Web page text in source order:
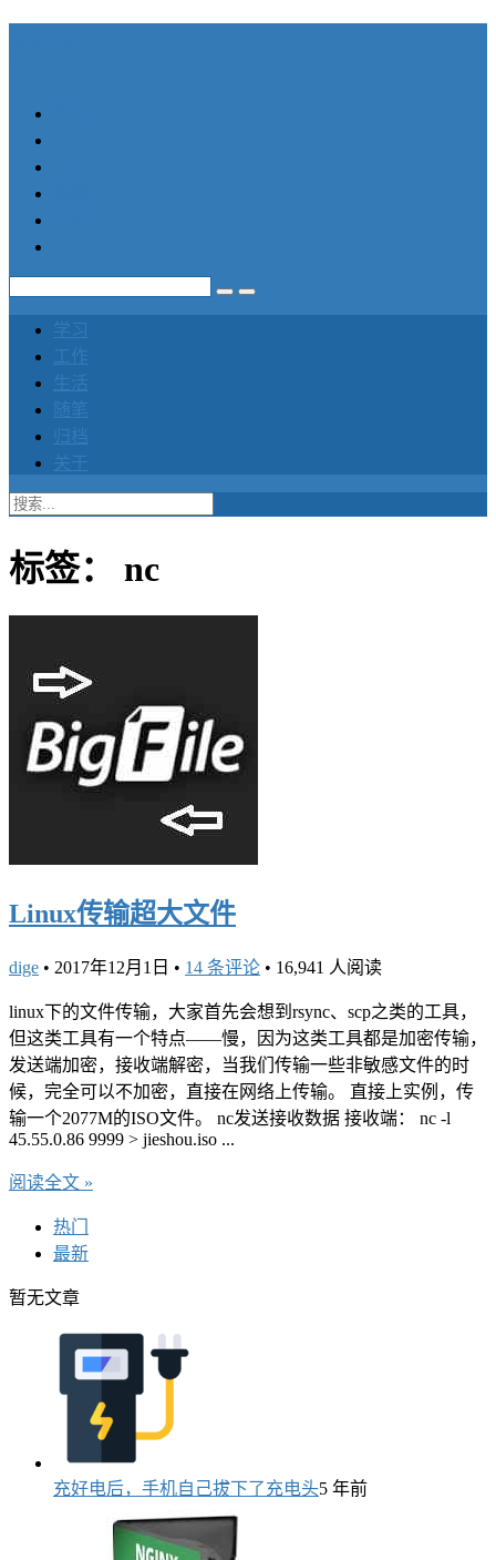
标签： nc
Linux传输超大文件
dige • 2017年12月1日 • 14 条评论 • 16,941 人阅读
linux下的文件传输，大家首先会想到rsync、scp之类的工具，
但这类工具有一个特点——慢，因为这类工具都是加密传输，
发送端加密，接收端解密，当我们传输一些非敏感文件的时
候，完全可以不加密，直接在网络上传输。 直接上实例，传
输一个2077M的ISO文件。 nc发送接收数据 接收端： nc -l
45.55.0.86 9999 > jieshou.iso ...
阅读全文 »
热门
最新
暂无文章
充好电后，手机自己拔下了充电头5 年前